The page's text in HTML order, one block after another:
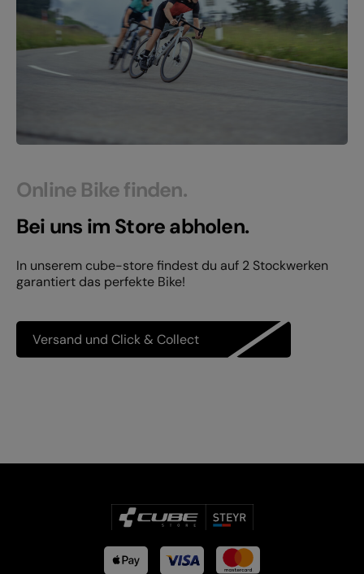
Online Bike finden.
Bei uns im Store abholen.
In unserem cube-store findest du auf 2 Stockwerken
garantiert das perfekte Bike!
Versand und Click & Collect